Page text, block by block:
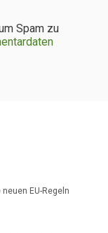
Spam zu
EU-Regeln